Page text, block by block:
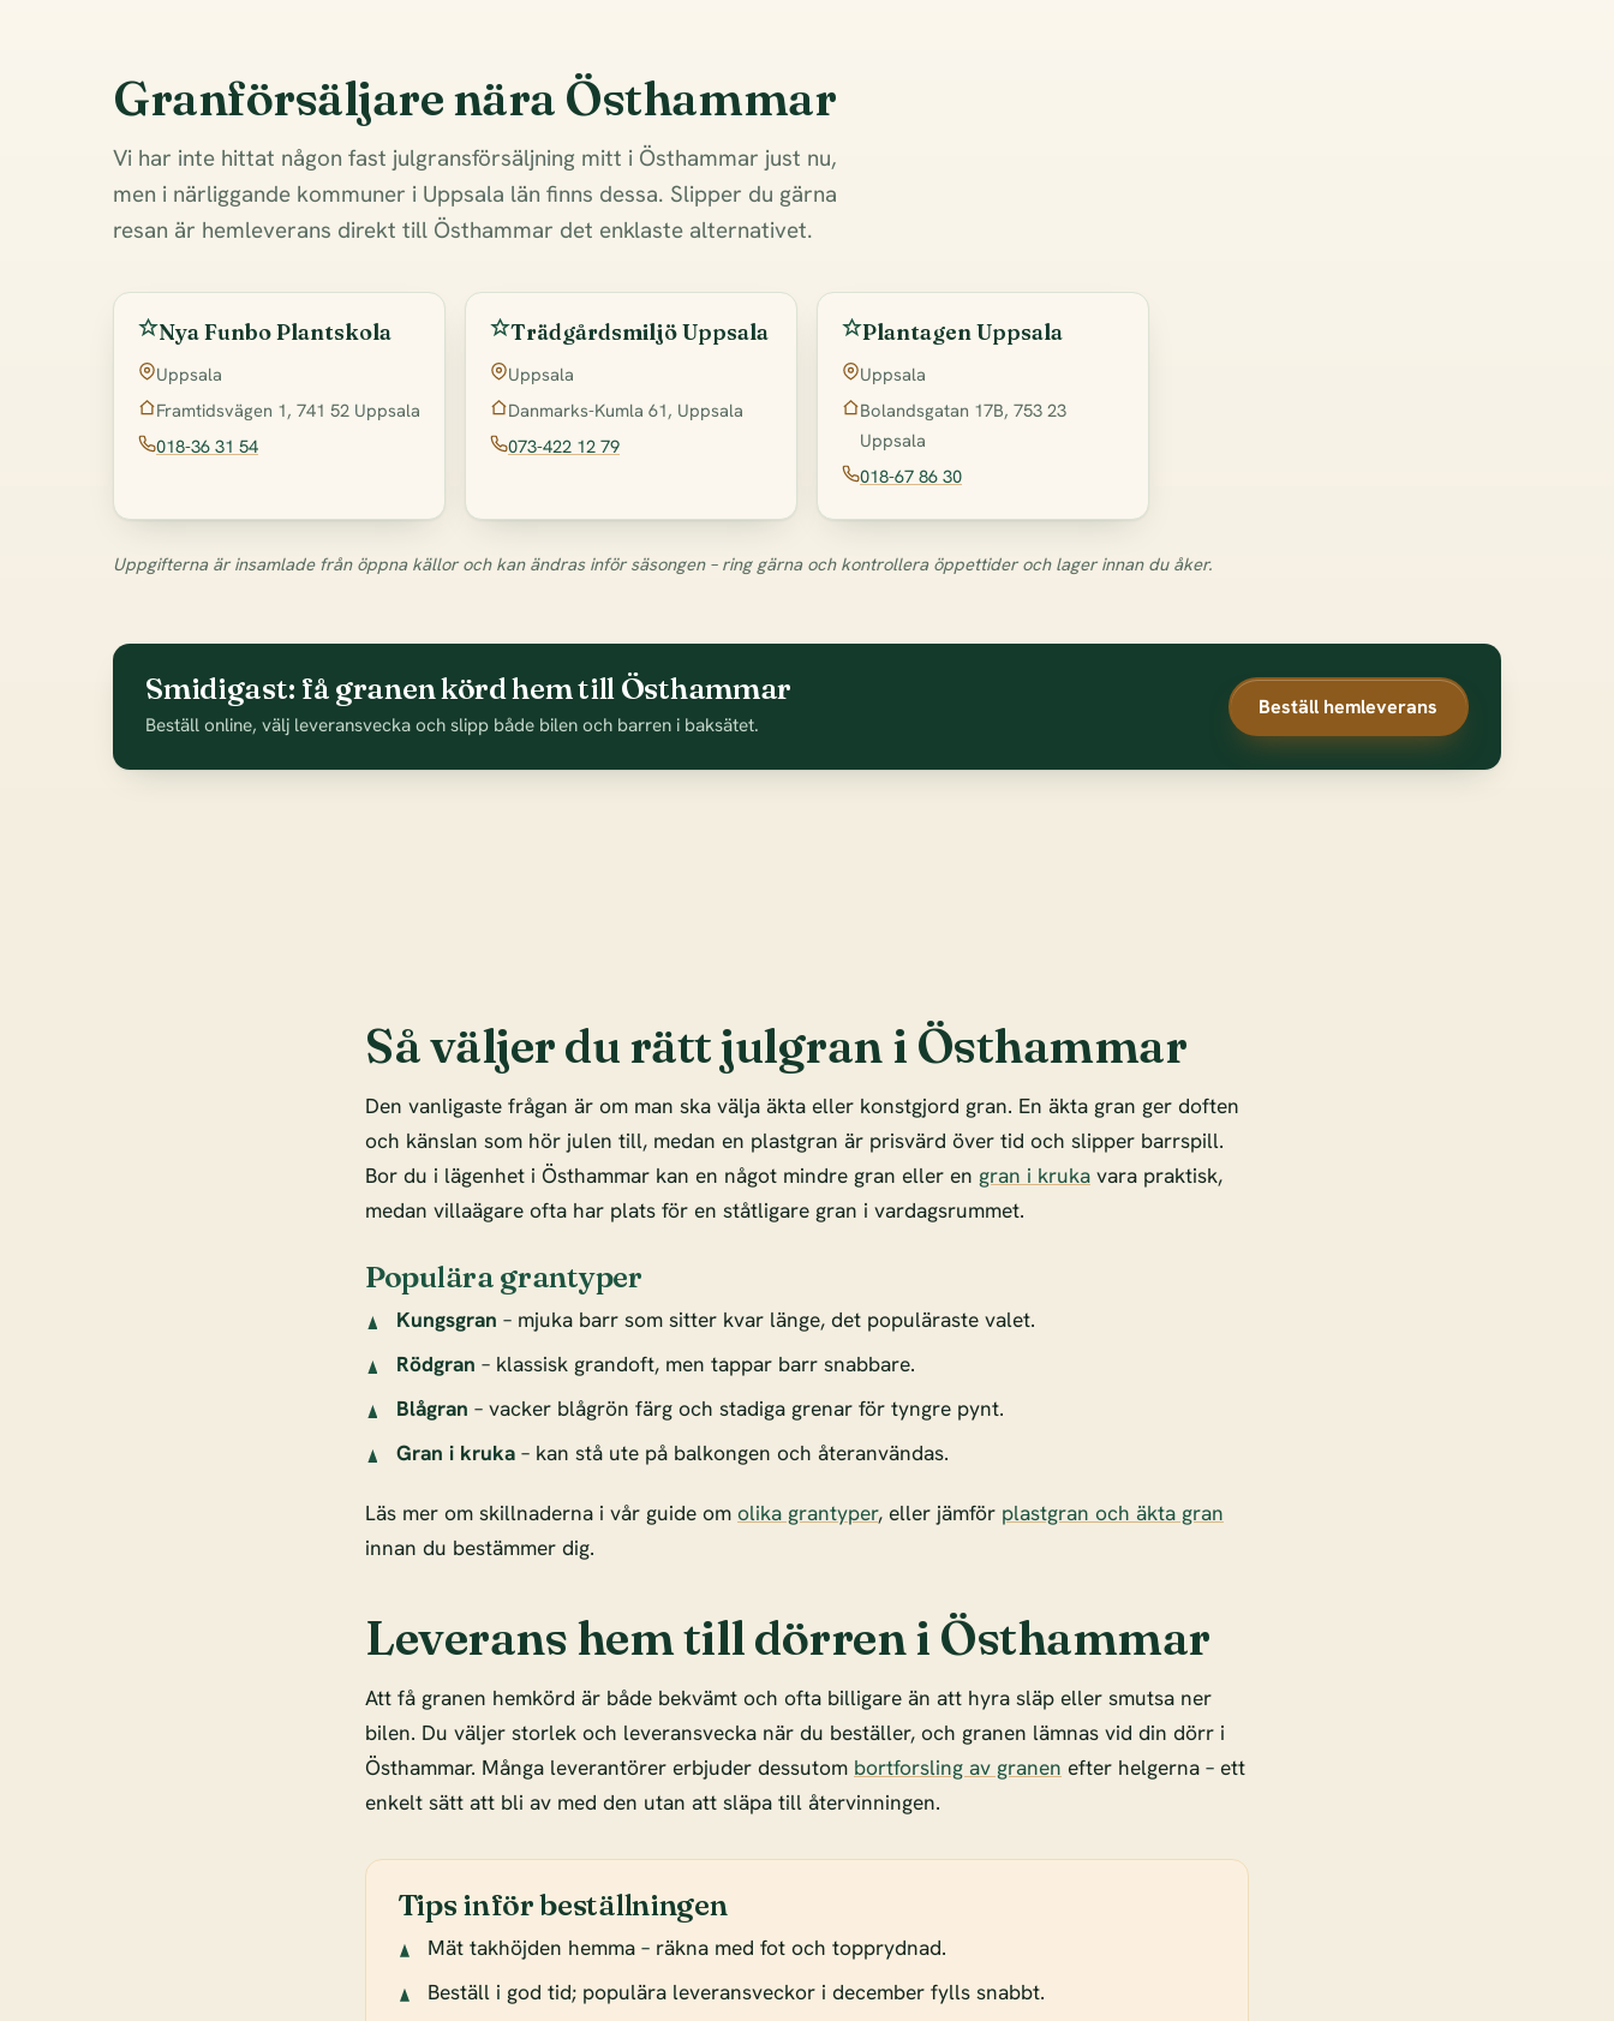
Granförsäljare nära Östhammar
Vi har inte hittat någon fast julgransförsäljning mitt i Östhammar just nu,
men i närliggande kommuner i Uppsala län finns dessa. Slipper du gärna
resan är hemleverans direkt till Östhammar det enklaste alternativet.
Nya Funbo Plantskola
Uppsala
Framtidsvägen 1, 741 52 Uppsala
018-36 31 54
Trädgårdsmiljö Uppsala
Uppsala
Danmarks-Kumla 61, Uppsala
073-422 12 79
Plantagen Uppsala
Uppsala
Bolandsgatan 17B, 753 23
Uppsala
018-67 86 30
Uppgifterna är insamlade från öppna källor och kan ändras inför säsongen – ring gärna och kontrollera öppettider och lager innan du åker.
Smidigast: få granen körd hem till Östhammar
Beställ online, välj leveransvecka och slipp både bilen och barren i baksätet.
Beställ hemleverans
Så väljer du rätt julgran i Östhammar
Den vanligaste frågan är om man ska välja äkta eller konstgjord gran. En äkta gran ger doften
och känslan som hör julen till, medan en plastgran är prisvärd över tid och slipper barrspill.
Bor du i lägenhet i Östhammar kan en något mindre gran eller en gran i kruka vara praktisk,
medan villaägare ofta har plats för en ståtligare gran i vardagsrummet.
Populära grantyper
Kungsgran – mjuka barr som sitter kvar länge, det populäraste valet.
Rödgran – klassisk grandoft, men tappar barr snabbare.
Blågran – vacker blågrön färg och stadiga grenar för tyngre pynt.
Gran i kruka– kan stå ute på balkongen och återanvändas.
Läs mer om skillnaderna i vår guide om olika grantyper, eller jämför plastgran och äkta gran
innan du bestämmer dig.
Leverans hem till dörren i Östhammar
Att få granen hemkörd är både bekvämt och ofta billigare än att hyra släp eller smutsa ner
bilen. Du väljer storlek och leveransvecka när du beställer, och granen lämnas vid din dörr i
Östhammar. Många leverantörer erbjuder dessutom bortforsling av granen efter helgerna – ett
enkelt sätt att bli av med den utan att släpa till återvinningen.
Tips inför beställningen
Mät takhöjden hemma – räkna med fot och topprydnad.
Beställ i god tid; populära leveransveckor i december fylls snabbt.